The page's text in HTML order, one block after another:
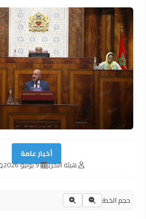
أخبار عامة
هيئة التحرير 9 يونيو 2026
حجم الخط: